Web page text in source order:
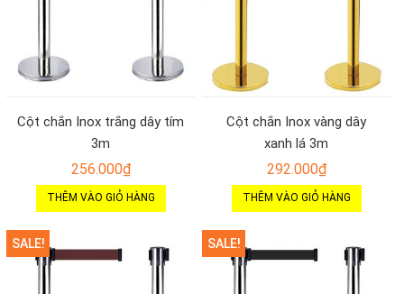
Cột chắn Inox trắng dây tím
3m
256.000₫
THÊM VÀO GIỎ HÀNG
Cột chắn Inox vàng dây
xanh lá 3m
292.000₫
THÊM VÀO GIỎ HÀNG
SALE! SALE!